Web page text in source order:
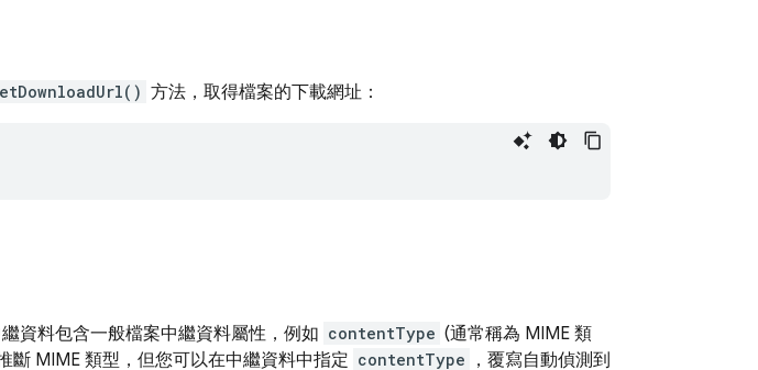
方法，取得檔案的下載網址：
資料包含一般檔案中繼資料屬性，例如 contentType (通常稱為 MIME 類
斷 MIME 類型，但您可以在中繼資料中指定 contentType
，覆寫自動偵測到